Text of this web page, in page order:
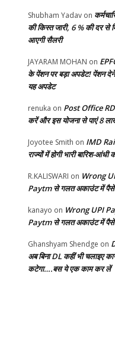
Shubham Yadav on
की किस्त जारी, 6 % की दर से
आएगी सैलरी
JAYARAM MOHAN on
के पेंशन पर बड़ा अपडेट! पेंशन
यह अपडेट
renuka on Post Office
करें और इस योजना से पाएं 8
Joyotee Smith on IMD
राज्यों में होगी भारी बारिश-
R.KALISWARI on Wrong
Paytm से गलत अकाउंट में पैसे
kanayo on Wrong UPI
Paytm से गलत अकाउंट में पैसे
Ghanshyam Shendge on
अब बिना DL कहीं भी चलाइए
कटेगा….बस ये एक काम कर लें